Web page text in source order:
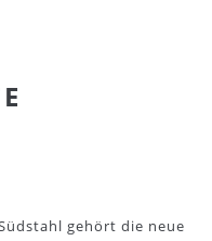
gehört die neue